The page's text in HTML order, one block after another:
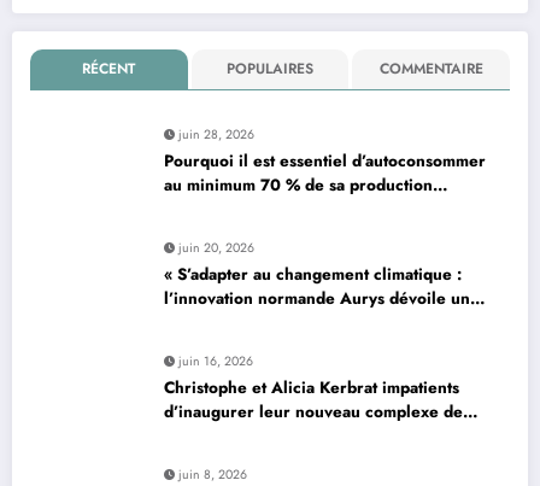
RÉCENT POPULAIRES COMMENTAIRE
juin 28, 2026
Pourquoi il est essentiel d’autoconsommer
au minimum 70 % de sa production
juin 20, 2026
« S’adapter au changement climatique :
l’innovation normande Aurys dévoile un
juin 16, 2026
Christophe et Alicia Kerbrat impatients
d’inaugurer leur nouveau complexe de
juin 8, 2026